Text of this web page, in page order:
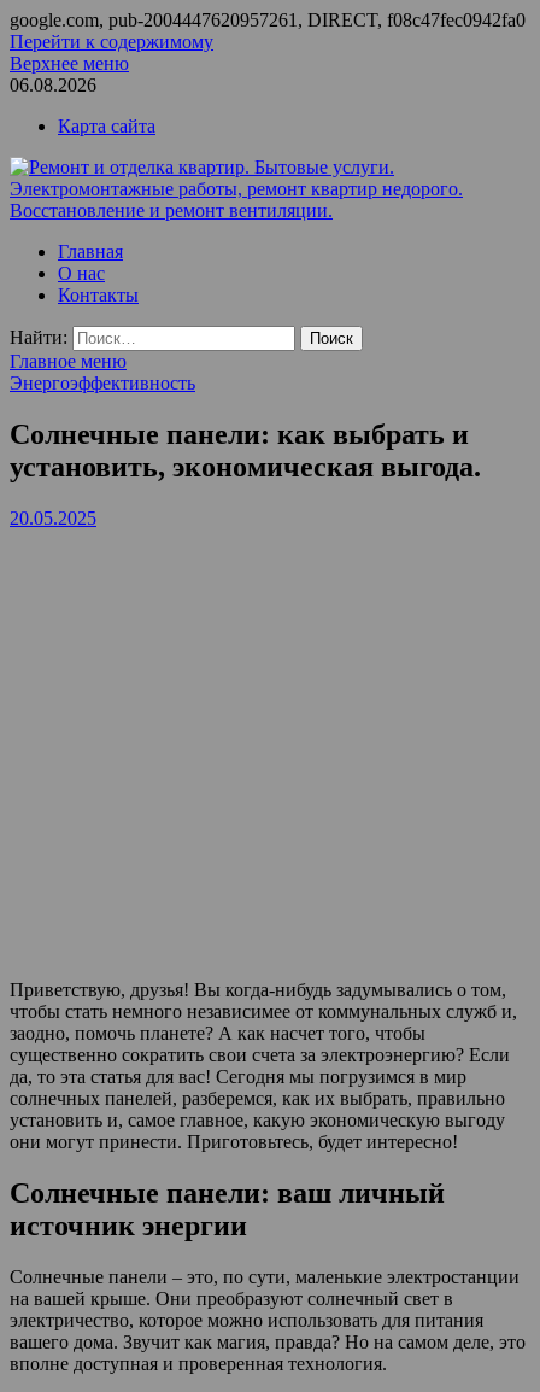
google.com, pub-2004447620957261, DIRECT, f08c47fec0942fa0
Перейти к содержимому
Верхнее меню
06.08.2026
Карта сайта
Ремонт и отделка квартир. Бытовые услуги.
Электромонтажные работы, ремонт квартир недорого.
Восстановление и ремонт вентиляции.
ООО Домус — ремонт квартир, обслуживание и ремонт
вентиляции, монтаж систем приточной вентиляции.
Главная
О нас
Контакты
Найти:
Главное меню
Энергоэффективность
Солнечные панели: как выбрать и
установить, экономическая выгода.
20.05.2025
Приветствую, друзья! Вы когда-нибудь задумывались о том,
чтобы стать немного независимее от коммунальных служб и,
заодно, помочь планете? А как насчет того, чтобы
существенно сократить свои счета за электроэнергию? Если
да, то эта статья для вас! Сегодня мы погрузимся в мир
солнечных панелей, разберемся, как их выбрать, правильно
установить и, самое главное, какую экономическую выгоду
они могут принести. Приготовьтесь, будет интересно!
Солнечные панели: ваш личный
источник энергии
Солнечные панели – это, по сути, маленькие электростанции
на вашей крыше. Они преобразуют солнечный свет в
электричество, которое можно использовать для питания
вашего дома. Звучит как магия, правда? Но на самом деле, это
вполне доступная и проверенная технология.